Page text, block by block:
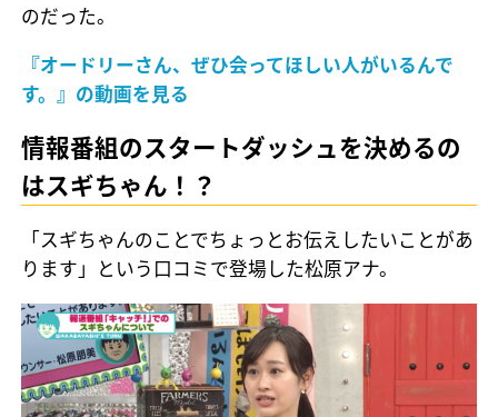
のだった。
『オードリーさん、ぜひ会ってほしい人がいるんで
す。』の動画を見る
情報番組のスタートダッシュを決めるの
はスギちゃん！？
「スギちゃんのことでちょっとお伝えしたいことがあ
ります」という口コミで登場した松原アナ。